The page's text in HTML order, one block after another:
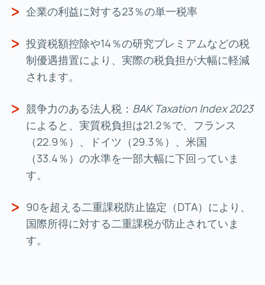
企業の利益に対する23％の単一税率
投資税額控除や14％の研究プレミアムなどの税
制優遇措置により、実際の税負担が大幅に軽減
されます。
競争力のある法人税： BAK Taxation Index 2023
によると、実質税負担は21.2％で、フランス
（22.9％）、ドイツ（29.3％）、米国
（33.4％）の水準を一部大幅に下回っていま
す。
90を超える二重課税防止協定（DTA）により、
国際所得に対する二重課税が防止されていま
す。